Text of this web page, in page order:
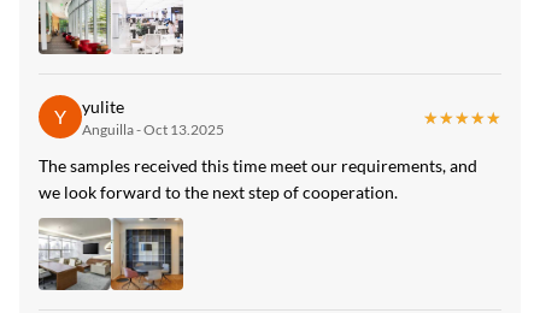
pannello di parete di bambù della fibra dell'anti lepidottero
Pannello di parete di legno della fibra del bambù del PVC del
Y yulite
Anguilla - Oct 13.2025
★★★★★
★★★★★
The samples received this time meet our requirements, and
we look forward to the next step of cooperation.